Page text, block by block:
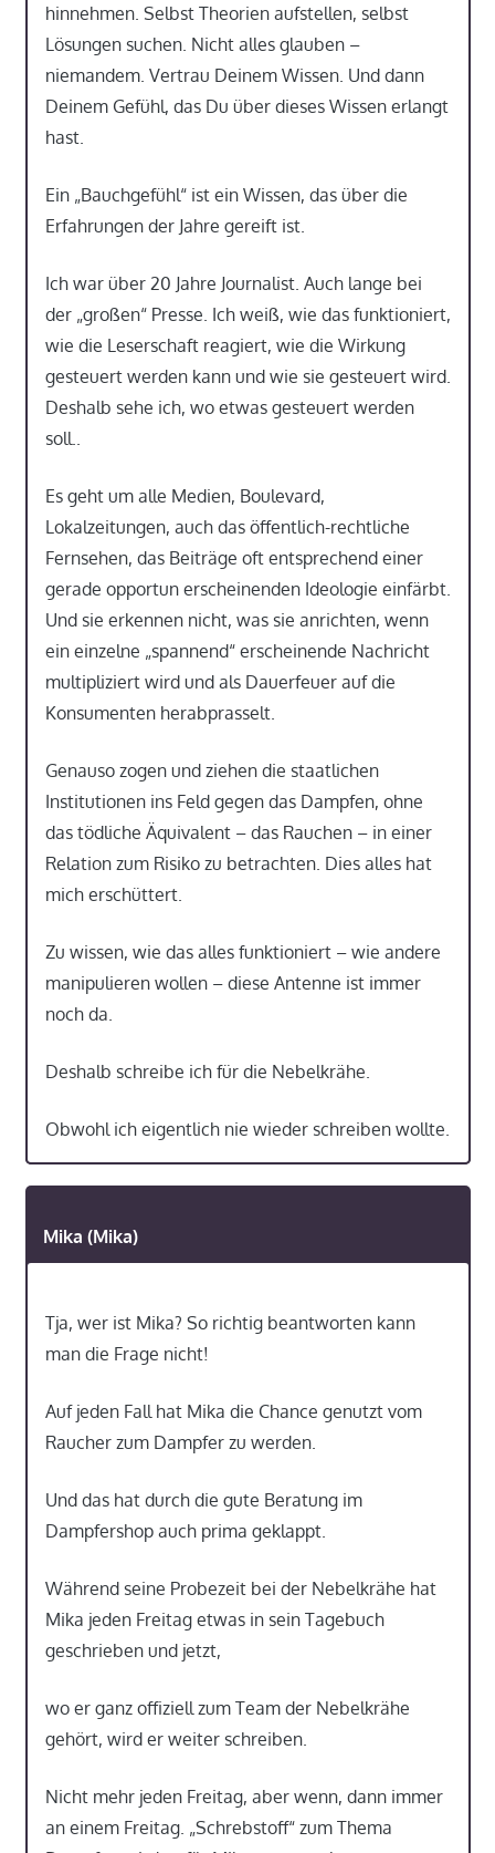
hinnehmen. Selbst Theorien aufstellen, selbst
Lösungen suchen. Nicht alles glauben –
niemandem. Vertrau Deinem Wissen. Und dann
Deinem Gefühl, das Du über dieses Wissen erlangt
hast.
Ein „Bauchgefühl“ ist ein Wissen, das über die
Erfahrungen der Jahre gereift ist.
Ich war über 20 Jahre Journalist. Auch lange bei
der „großen“ Presse. Ich weiß, wie das funktioniert,
wie die Leserschaft reagiert, wie die Wirkung
gesteuert werden kann und wie sie gesteuert wird.
Deshalb sehe ich, wo etwas gesteuert werden
soll..
Es geht um alle Medien, Boulevard,
Lokalzeitungen, auch das öffentlich-rechtliche
Fernsehen, das Beiträge oft entsprechend einer
gerade opportun erscheinenden Ideologie einfärbt.
Und sie erkennen nicht, was sie anrichten, wenn
ein einzelne „spannend“ erscheinende Nachricht
multipliziert wird und als Dauerfeuer auf die
Konsumenten herabprasselt.
Genauso zogen und ziehen die staatlichen
Institutionen ins Feld gegen das Dampfen, ohne
das tödliche Äquivalent – das Rauchen – in einer
Relation zum Risiko zu betrachten. Dies alles hat
mich erschüttert.
Zu wissen, wie das alles funktioniert – wie andere
manipulieren wollen – diese Antenne ist immer
noch da.
Deshalb schreibe ich für die Nebelkrähe.
Obwohl ich eigentlich nie wieder schreiben wollte.
Mika (Mika)
Tja, wer ist Mika? So richtig beantworten kann
man die Frage nicht!
Auf jeden Fall hat Mika die Chance genutzt vom
Raucher zum Dampfer zu werden.
Und das hat durch die gute Beratung im
Dampfershop auch prima geklappt.
Während seine Probezeit bei der Nebelkrähe hat
Mika jeden Freitag etwas in sein Tagebuch
geschrieben und jetzt,
wo er ganz offiziell zum Team der Nebelkrähe
gehört, wird er weiter schreiben.
Nicht mehr jeden Freitag, aber wenn, dann immer
an einem Freitag. „Schrebstoff“ zum Thema